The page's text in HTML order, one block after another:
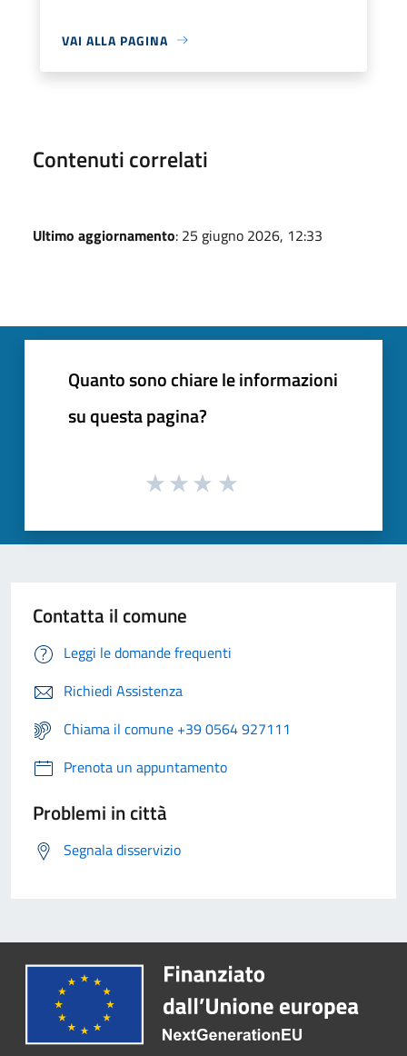
VAI ALLA PAGINA
Contenuti correlati
Ultimo aggiornamento: 25 giugno 2026, 12:33
Quanto sono chiare le informazioni
su questa pagina?
Contatta il comune
Leggi le domande frequenti
Richiedi Assistenza
Chiama il comune +39 0564 927111
Prenota un appuntamento
Problemi in città
Segnala disservizio